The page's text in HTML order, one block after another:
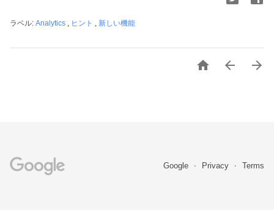
ラベル: Analytics , ヒント , 新しい機能
  
Google Privacy Terms